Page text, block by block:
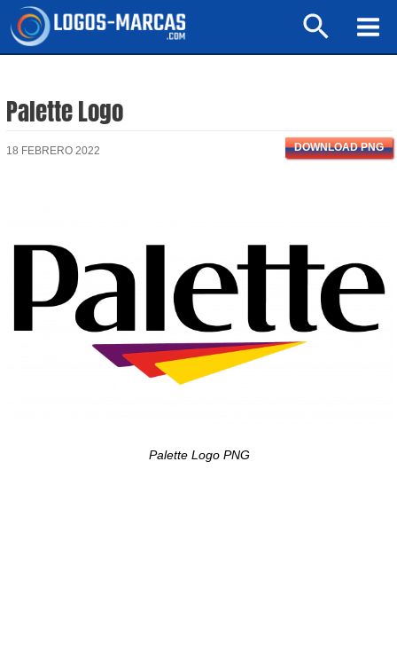
Buscar
Palette Logo
18 FEBRERO 2022 DOWNLOAD PNG
Palette Logo PNG